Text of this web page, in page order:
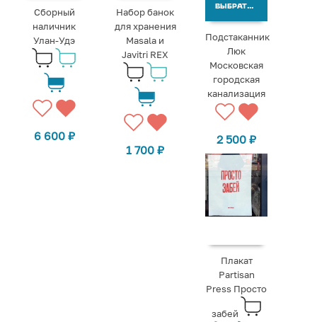
Сборный
наличник
Улан-Удэ
6 600 ₽
Набор банок
для хранения
Masala и
Javitri REX
1 700₽
ВЫБРАТЬ ВАРИАНТЫ
Подстаканник
Люк
Московская
городская
канализация
2 500₽
Плакат
Partisan
Press Просто
забей